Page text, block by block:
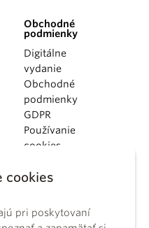
cookies
pri poskytovaní
Obchodné
podmienky
Digitálne
vydanie
Obchodné
podmienky
GDPR
Používanie
cookies